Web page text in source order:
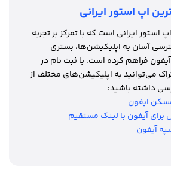
اپ استور ایرانی
استور ایرانی است که با تمرکز بر تجربه
آسان به اپلیکیشن‌ها، بستری
فراهم کرده است. با ثبت نام در
می‌توانید به اپلیکیشن‌های مختلف از
داشته باشید:
ایفون
آیفون با لینک مستقیم
آیفون